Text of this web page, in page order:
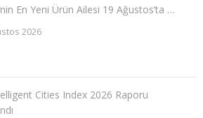
En Yeni Ürün Ailesi 19 Ağustos’ta …
2026
Cities Index 2026 Raporu